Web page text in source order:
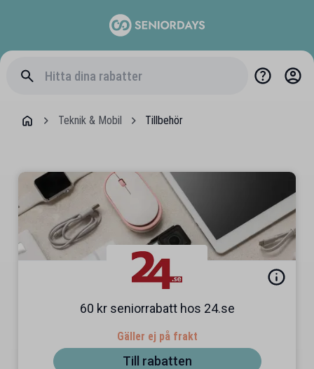
Teknik & Mobil Tillbehör
60 kr seniorrabatt hos 24.se
Gäller ej på frakt
Till rabatten